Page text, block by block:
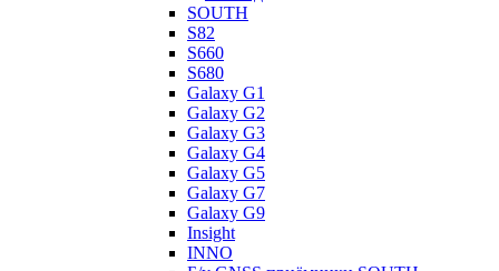
SOUTH
S82
S660
S680
Galaxy G1
Galaxy G2
Galaxy G3
Galaxy G4
Galaxy G5
Galaxy G7
Galaxy G9
Insight
INNO